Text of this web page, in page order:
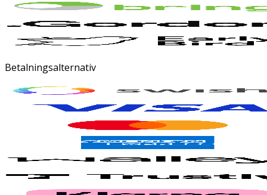
Betalningsalternativ